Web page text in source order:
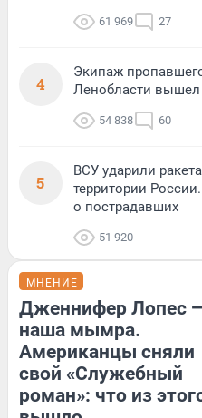
61 969 27
4
Экипаж
Ленобласти вышел
54 838 60
5
ВСУ ударили
территории
о пострадавших
51 920
МНЕНИЕ
Дженнифер Лопес
наша мымра.
Американцы сняли
свой «Служебный
роман»: что из